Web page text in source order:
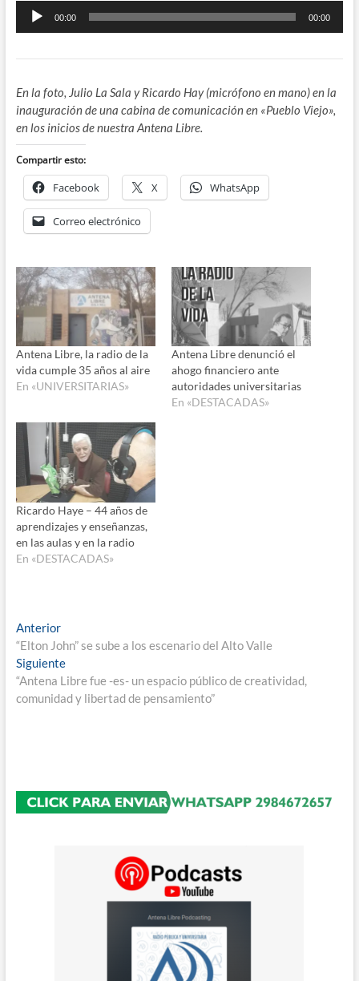
Reproductor
00:00 00:00
En la foto, Julio La Sala y Ricardo Hay (micrófono en mano) en la
inauguración de una cabina de comunicación en «Pueblo Viejo»,
en los inicios de nuestra Antena Libre.
Compartir esto:
Facebook X WhatsApp
Correo electrónico
Antena Libre, la radio de la
vida cumple 35 años al aire
En «UNIVERSITARIAS»
Antena Libre denunció el
ahogo financiero ante
autoridades universitarias
En «DESTACADAS»
Ricardo Haye – 44 años de
aprendizajes y enseñanzas,
en las aulas y en la radio
En «DESTACADAS»
Navegación
de
entradas
AnteriorEntrada
anterior:
“Elton John” se sube a los escenario del Alto Valle
SiguienteEntrada
siguiente:
“Antena Libre fue -es- un espacio público de creatividad,
comunidad y libertad de pensamiento”